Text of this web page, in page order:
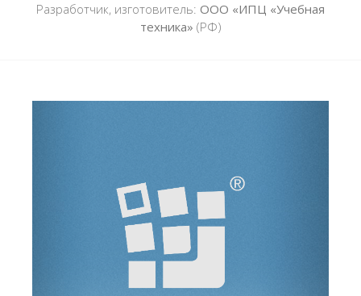
Разработчик, изготовитель: ООО «ИПЦ «Учебная
техника» (РФ)